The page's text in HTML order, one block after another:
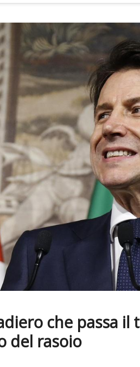
che passa il
del rasoio